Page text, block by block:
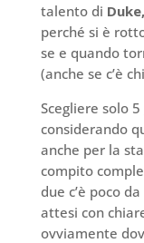
talento di Duke,
perché si è
se e quando
(anche se c’è
Scegliere solo
considerando
anche per la
compito
due c’è poco
attesi con
ovviamente